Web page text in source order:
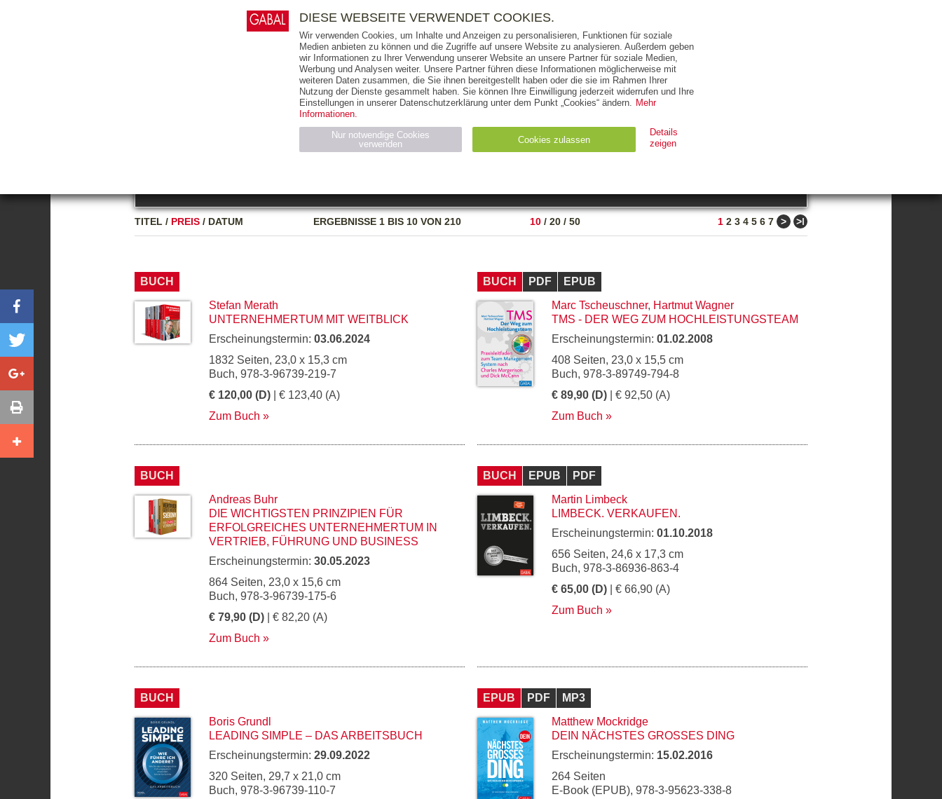
AUSGABEART AUS DER REIHE ZUM THEMA
TITEL / PREIS / DATUM ERGEBNISSE1 BIS 10 VON 210 10 / 20 / 50 1 2 3 4 5 6 7 > >ǀ
BUCH
Stefan Merath
UNTERNEHMERTUM MIT WEITBLICK
Erscheinungstermin: 03.06.2024
1832 Seiten, 23,0 x 15,3 cm
Buch, 978-3-96739-219-7
€ 120,00 (D) | € 123,40 (A)
Zum Buch
BUCH PDF
EPUB
Marc Tscheuschner, Hartmut Wagner
TMS - DER WEG ZUM HOCHLEISTUNGSTEAM
Erscheinungstermin: 01.02.2008
408 Seiten, 23,0 x 15,5 cm
Buch, 978-3-89749-794-8
€ 89,90 (D) | € 92,50 (A)
Zum Buch
BUCH
Andreas Buhr
DIE WICHTIGSTEN PRINZIPIEN FÜR
ERFOLGREICHES UNTERNEHMERTUM IN
VERTRIEB, FÜHRUNG UND BUSINESS
Erscheinungstermin: 30.05.2023
864 Seiten, 23,0 x 15,6 cm
Buch, 978-3-96739-175-6
€ 79,90 (D) | € 82,20 (A)
Zum Buch
BUCH EPUB
PDF
Martin Limbeck
LIMBECK. VERKAUFEN.
Erscheinungstermin: 01.10.2018
656 Seiten, 24,6 x 17,3 cm
Buch, 978-3-86936-863-4
€ 65,00 (D) | € 66,90 (A)
Zum Buch
BUCH
Boris Grundl
LEADING SIMPLE – DAS ARBEITSBUCH
Erscheinungstermin: 29.09.2022
320 Seiten, 29,7 x 21,0 cm
Buch, 978-3-96739-110-7
EPUB PDF
MP3
Matthew Mockridge
DEIN NÄCHSTES GROSSES DING
Erscheinungstermin: 15.02.2016
264 Seiten
E-Book (EPUB), 978-3-95623-338-8
E-BOOKS AUDIO-CDS MP3 NON-BOOKS
THEMEN AUTOREN VERLAG
RIGHTS PRESSE HANDEL FÜR UNTERNEHMEN
DIESE WEBSEITE VERWENDET COOKIES.
Wir verwenden Cookies, um Inhalte und Anzeigen zu personalisieren, Funktionen für soziale
Medien anbieten zu können und die Zugriffe auf unsere Website zu analysieren. Außerdem geben
wir Informationen zu Ihrer Verwendung unserer Website an unsere Partner für soziale Medien,
Werbung und Analysen weiter. Unsere Partner führen diese Informationen möglicherweise mit
weiteren Daten zusammen, die Sie ihnen bereitgestellt haben oder die sie im Rahmen Ihrer
Nutzung der Dienste gesammelt haben. Sie können Ihre Einwilligung jederzeit widerrufen und Ihre
Einstellungen in unserer Datenschutzerklärung unter dem Punkt „Cookies“ ändern. Mehr
Informationen.
Nur notwendige Cookies
verwenden
Cookies zulassen
Details
zeigen
Name Anbieter Zweck Ablauf
Typ
CMS_SESSION_ID
gabal-
Wird für die Speicherung der Benutzer-Session verwendet